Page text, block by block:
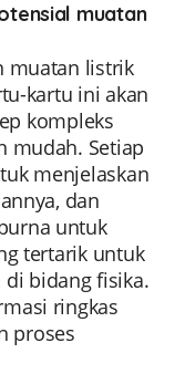
muatan
muatan listrik
kartu ini akan
kompleks
mudah. Setiap
menjelaskan
dan
untuk
tertarik untuk
bidang fisika.
ringkas
proses